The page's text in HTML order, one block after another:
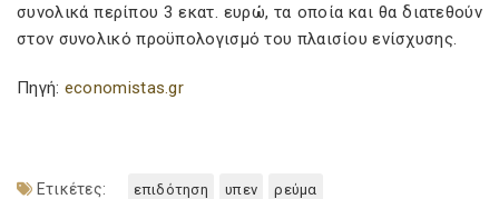
συνολικά περίπου 3 εκατ. ευρώ, τα οποία και θα διατεθούν
στον συνολικό προϋπολογισμό του πλαισίου ενίσχυσης.
Πηγή: economistas.gr
Ετικέτες: επιδότηση υπεν ρεύμα